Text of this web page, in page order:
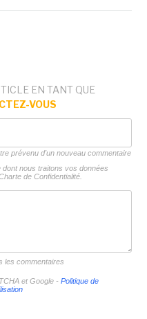
EN TANT QUE
VOUS
prévenu d'un nouveau commentaire
nous traitons vos données
de Confidentialité.
les commentaires
et Google - Politique de